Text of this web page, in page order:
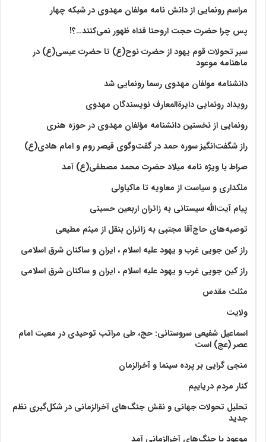
مراسم رونمایی از دانش نامه مولفان مهدوی در شبکه چهار
پس چرا حضرت حجت اروحنا فداه ظهور نمی‌کنند…؟!
سیر تحولات قوم یهود از حضرت نوح(ع) تا حضرت عیسی(ع) در
ماهنامه موعود
دانشنامه مولفان مهدوی رسما رونمایی شد
رویداد رونمایی دایرةالمعارف نویسندگان مهدوی
رونمایی از نخستین دانشنامه مؤلفان مهدوی در حوزه هنری
راز شگفت‌انگیز سوره حمد در گفت‌وگوی قیصر روم و امام هادی(ع)
صراط با ویژه نامه میلاد حضرت محمد مصطفی(ع) آمد
ملکداری و سیاست از معاویه تا ماکیاولی
پیام آیت‌الله سیستانی به زائران اربعین حسینی
توصیه‌های حاج‌آقا مجتبی به زائران بنقل از میثم مطیعی
راز کین جویی غرب و یهود علیه اسلام ، ایران و ساکنان شرق اسلامی
راز کین جویی غرب و یهود علیه اسلام ، ایران و ساکنان شرق اسلامی
مثلث مقدس
ولايت‏
اسماعیل شفیعی سروستانی: حج، طی مراتب توحیدی در معیت امام
عصر (عج) است
منجی گرایی بر پرده سینما و آخرالزمان
کنار مردم دریاییم
تحلیل تحولات جهانی و نقش جنگ‌های آخرالزمانی در شکل‌گیری نظم
جدید
موعود با جنگ‌های آخرالزمانی آمد